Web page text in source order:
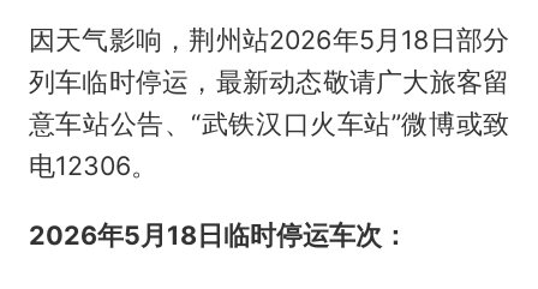
因天气影响，荆州站2026年5月18日部分
列车临时停运，最新动态敬请广大旅客留
意车站公告、“武铁汉口火车站”微博或致
电12306。
2026年5月18日临时停运车次：